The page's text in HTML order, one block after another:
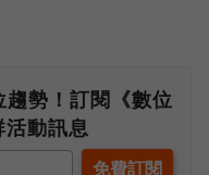
勢！訂閱《數位
動訊息